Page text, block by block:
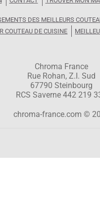
DES MEILLEURS
COUTEAU DE CUISINE
Chroma France
Rue Rohan, Z.I. Sud
67790 Steinbourg
RCS Saverne 442 219
chroma-france.com ©